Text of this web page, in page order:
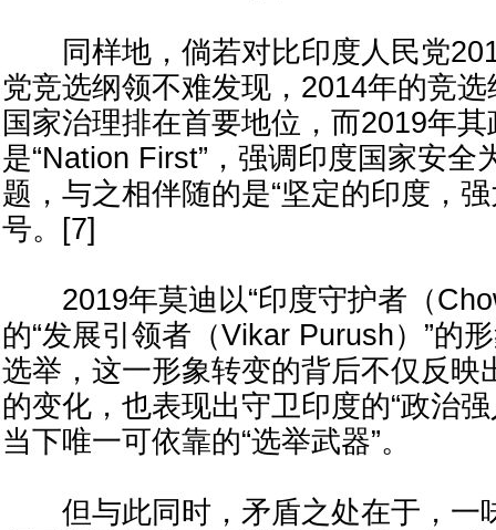
同样地，倘若对比印度人民党
党竞选纲领不难发现，2014年的竞
国家治理排在首要地位，而2019年
是“Nation First”，强调印度国家安全
题，与之相伴随的是“坚定的印度，
号。[7]
2019年莫迪以“印度守护者（
的“发展引领者（Vikar Purush）”的
选举，这一形象转变的背后不仅反映
的变化，也表现出守卫印度的“政治
当下唯一可依靠的“选举武器”。
但与此同时，矛盾之处在于，一